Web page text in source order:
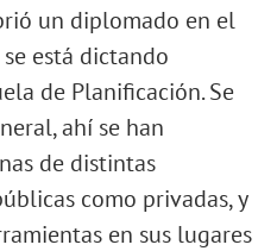
un diplomado en el
está dictando
de Planificación. Se
ahí se han
de distintas
como privadas, y
en sus lugares